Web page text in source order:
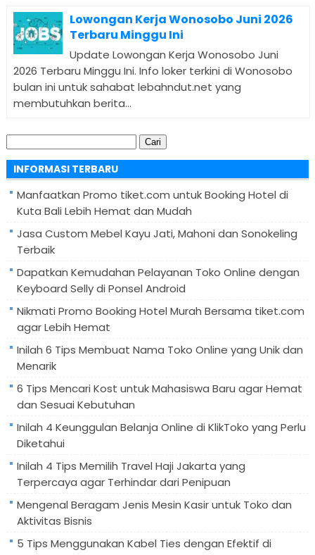
Lowongan Kerja Wonosobo Juni 2026
Terbaru Minggu Ini
Update Lowongan Kerja Wonosobo Juni
2026 Terbaru Minggu Ini. Info loker terkini di Wonosobo
bulan ini untuk sahabat lebahndut.net yang
membutuhkan berita...
Cari
untuk:
INFORMASI TERBARU
Manfaatkan Promo tiket.com untuk Booking Hotel di
Kuta Bali Lebih Hemat dan Mudah
Jasa Custom Mebel Kayu Jati, Mahoni dan Sonokeling
Terbaik
Dapatkan Kemudahan Pelayanan Toko Online dengan
Keyboard Selly di Ponsel Android
Nikmati Promo Booking Hotel Murah Bersama tiket.com
agar Lebih Hemat
Inilah 6 Tips Membuat Nama Toko Online yang Unik dan
Menarik
6 Tips Mencari Kost untuk Mahasiswa Baru agar Hemat
dan Sesuai Kebutuhan
Inilah 4 Keunggulan Belanja Online di KlikToko yang Perlu
Diketahui
Inilah 4 Tips Memilih Travel Haji Jakarta yang
Terpercaya agar Terhindar dari Penipuan
Mengenal Beragam Jenis Mesin Kasir untuk Toko dan
Aktivitas Bisnis
5 Tips Menggunakan Kabel Ties dengan Efektif di